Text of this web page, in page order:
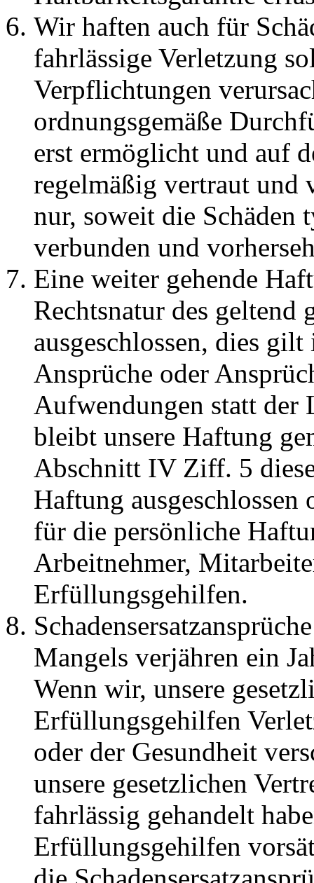
Wir haften auch für
fahrlässige Verletzung
Verpflichtungen
ordnungsgemäße
erst ermöglicht und auf
regelmäßig vertraut und
nur, soweit die Schäden
verbunden und
Eine weiter gehende
Rechtsnatur des geltend
ausgeschlossen, dies
Ansprüche oder
Aufwendungen statt der
bleibt unsere Haftung
Abschnitt IV Ziff. 5
Haftung
für die persönliche
Arbeitnehmer,
Erfüllungsgehilfen.
Mangels verjähren ein
Wenn wir, unsere
Erfüllungsgehilfen
oder der Gesundheit
unsere gesetzlichen
fahrlässig gehandelt
Erfüllungsgehilfen